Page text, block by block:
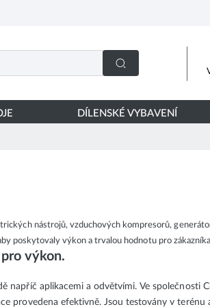
DÍLENSKÉ VYBAVENÍ
nástrojů, vzduchových kompresorů,
poskytovaly výkon a trvalou hodnotu pro
výkon.
napříč aplikacemi a odvětvími. Ve společnosti
provedena efektivně. Jsou testovány v terénu